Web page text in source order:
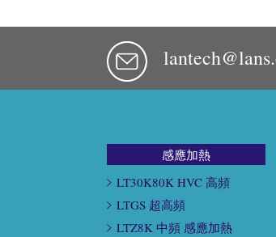
感應加熱
LT30K80K HVC 高頻
LTGS 超高頻
LTZ8K 中頻 感應加熱